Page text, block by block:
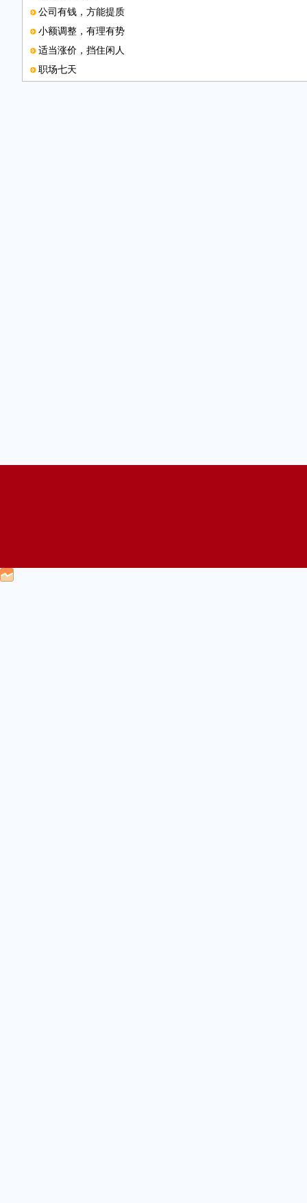
公司有钱，方能提质
小额调整，有理有势
适当涨价，挡住闲人
职场七天